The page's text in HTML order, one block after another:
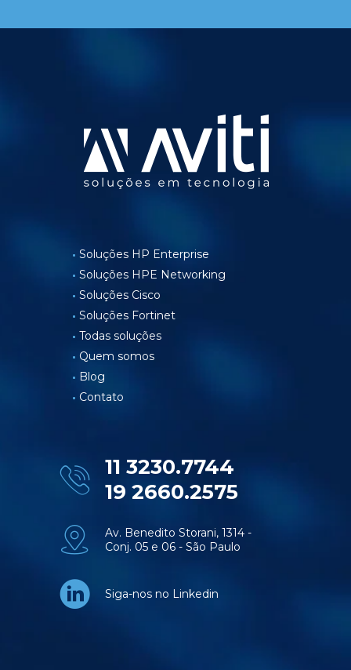
Soluções HP Enterprise
Soluções HPE Networking
Soluções Cisco
Soluções Fortinet
Todas soluções
Quem somos
Blog
Contato
11 3230.7744
19 2660.2575
Av. Benedito Storani, 1314 -
Conj. 05 e 06 - São Paulo
Siga-nos no Linkedin